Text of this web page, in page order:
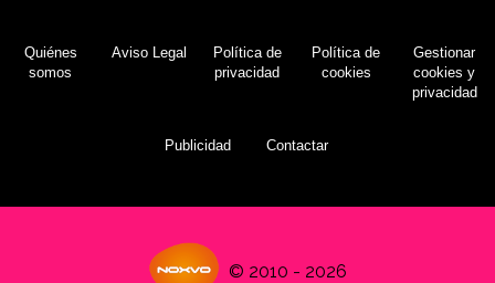
Quiénes
somos
Aviso Legal
Política de
privacidad
Política de
cookies
Gestionar
cookies y
privacidad
Publicidad Contactar
© 2010 - 2026